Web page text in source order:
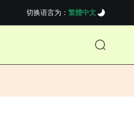
切换语言为： 繁體中文